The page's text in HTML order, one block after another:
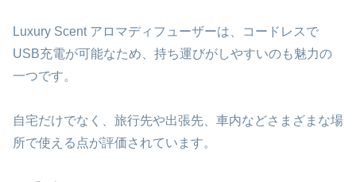
Luxury Scent アロマディフューザーは、コードレスで
USB充電が可能なため、持ち運びがしやすいのも魅力の
一つです。
自宅だけでなく、旅行先や出張先、車内などさまざまな場
所で使える点が評価されています。